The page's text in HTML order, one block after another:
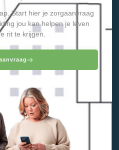
Start hier je zorgaanvraag
jou kan helpen je leven
rit te krijgen.